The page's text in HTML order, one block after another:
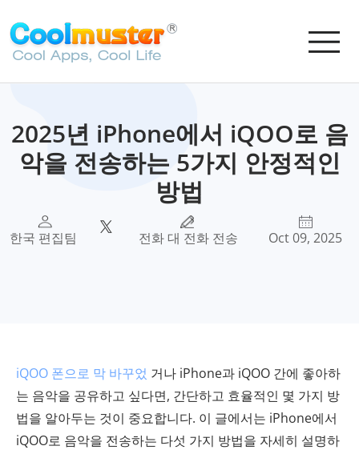
2025년 iPhone에서 iQOO로 음
악을 전송하는 5가지 안정적인
방법
한국 편집팀 전화 대 전화 전송 Oct 09, 2025
iQOO 폰으로 막 바꾸었 거나 iPhone과 iQOO 간에 좋아하
는 음악을 공유하고 싶다면, 간단하고 효율적인 몇 가지 방
법을 알아두는 것이 중요합니다. 이 글에서는 iPhone에서
iQOO로 음악을 전송하는 다섯 가지 방법을 자세히 설명하